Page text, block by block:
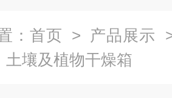
： 首页 > 产品展示
土壤及植物干燥箱